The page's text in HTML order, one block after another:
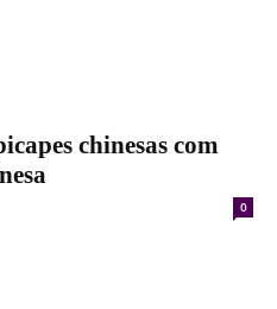
chinesas com
0